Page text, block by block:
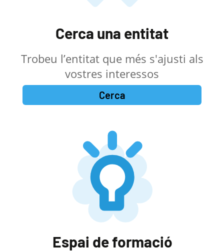
Cerca una entitat
Trobeu l’entitat que més s'ajusti als
vostres interessos
Cerca
Espai de formació